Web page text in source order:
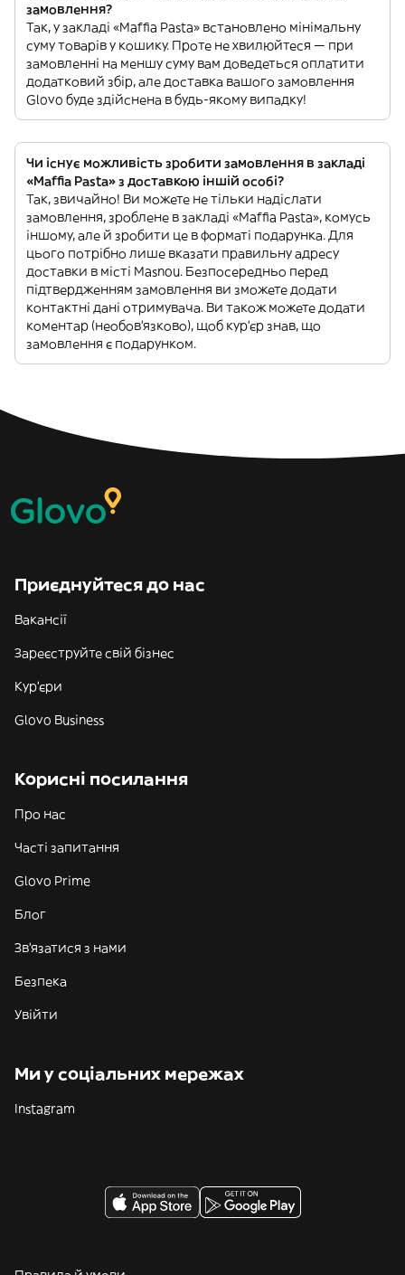
замовлення?
Так, у закладі «Maffia Pasta» встановлено мінімальну
суму товарів у кошику. Проте не хвилюйтеся — при
замовленні на меншу суму вам доведеться оплатити
додатковий збір, але доставка вашого замовлення
Glovo буде здійснена в будь-якому випадку!
Чи існує можливість зробити замовлення в закладі
«Maffia Pasta» з доставкою іншій особі?
Так, звичайно! Ви можете не тільки надіслати
замовлення, зроблене в закладі «Maffia Pasta», комусь
іншому, але й зробити це в форматі подарунка. Для
цього потрібно лише вказати правильну адресу
доставки в місті Masnou. Безпосередньо перед
підтвердженням замовлення ви зможете додати
контактні дані отримувача. Ви також можете додати
коментар (необов'язково), щоб кур'єр знав, що
замовлення є подарунком.
Приєднуйтеся до нас
Вакансії
Зареєструйте свій бізнес
Кур'єри
Glovo Business
Корисні посилання
Про нас
Часті запитання
Glovo Prime
Блог
Зв'язатися з нами
Безпека
Увійти
Ми у соціальних мережах
Instagram